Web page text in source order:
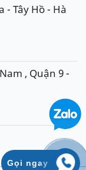
- Tây Hồ - Hà
, Quận 9 -
Gọi ngay